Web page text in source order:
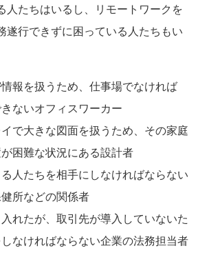
人たちはいるし、リモートワークを
遂行できずに困っている人たちもい
報を扱うため、仕事場でなければ
ないオフィスワーカー
で大きな図面を扱うため、その家庭
困難な状況にある設計者
人たちを相手にしなければならない
所などの関係者
れたが、取引先が導入していないた
なければならない企業の法務担当者